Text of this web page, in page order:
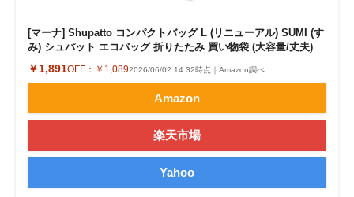
[マーナ] Shupatto コンパクトバッグ L (リニューアル) SUMI (す
み) シュパット エコバッグ 折りたたみ 買い物袋 (大容量/丈夫)
￥1,891OFF： ￥1,0892026/06/02 14:32時点｜Amazon調べ
Amazon
楽天市場
Yahoo